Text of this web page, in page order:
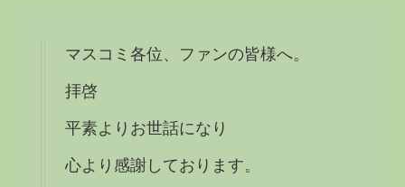
マスコミ各位、ファンの皆様へ。
拝啓
平素よりお世話になり
心より感謝しております。